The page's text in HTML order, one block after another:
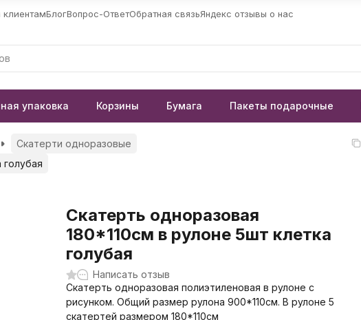
БлогВопрос-ОтветОбратная связьЯндекс отзывы о нас
упаковка Корзины Бумага Пакеты подарочные
Скатерти одноразовые
Скатерть одноразовая
180*110см в рулоне 5шт клетка
голубая
Написать отзыв
Скатерть одноразовая полиэтиленовая в рулоне с
рисунком. Общий размер рулона 900*110см. В рулоне 5
скатертей размером 180*110см